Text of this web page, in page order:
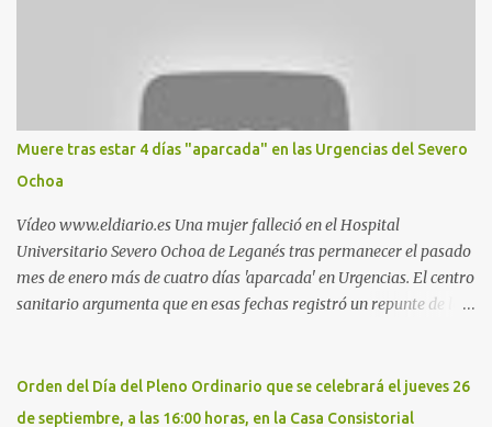
estadio municipal de Butarque) y caminos entre el estadio y Plaza
Nueva. Otro lugar: Escombrera de Polvoranca, entre Leganés y
Móstoles También en el parque de la Hispanidad, situado frente a
la Policía Local de Leganés de la calle Chile, 1, y junto al
cementerio de Butarque". Más información
Muere tras estar 4 días "aparcada" en las Urgencias del Severo
Ochoa
Vídeo www.eldiario.es Una mujer falleció en el Hospital
Universitario Severo Ochoa de Leganés tras permanecer el pasado
mes de enero más de cuatro días 'aparcada' en Urgencias. El centro
sanitario argumenta que en esas fechas registró un repunte de las
arritmia y agravamiento de su dolencia por culpa de un resfriado.
Por ello, la ingresaron a finales del año pasado en el Hospital
Orden del Día del Pleno Ordinario que se celebrará el jueves 26
de septiembre, a las 16:00 horas, en la Casa Consistorial